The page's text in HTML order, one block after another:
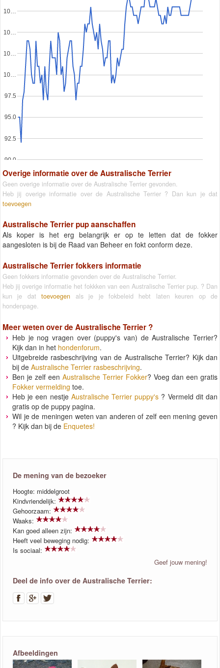
90.0
92.5
95.0
97.5
10…
10…
10…
10…
Overige informatie over de Australische Terrier
Geen overige informatie over de Australische Terrier gevonden.
Heb jij overige informatie over de Australische Terrier ? Dan kun je dat
toevoegen
Australische Terrier pup aanschaffen
Als koper is het erg belangrijk er op te letten dat de fokker
aangesloten is bij de Raad van Beheer en fokt conform deze.
Australische Terrier fokkers informatie
Geen fokkers informatie gevonden over de Australische Terrier.
Heb jij overige informatie het fokkken van een Australische Terrier pup. ? Dan
kun je dattoevoegen als je je fokbeleid hebt laten keuren op de
hondenpage.
Meer weten over de Australische Terrier ?
Heb je nog vragen over (puppy's van) de Australische Terrier?
Kijk dan in het hondenforum.
Uitgebreide rasbeschrijving van de Australische Terrier? Kijk dan
bij de Australische Terrier rasbeschrijving.
Ben je zelf een Australische Terrier Fokker? Voeg dan een gratis
Fokker vermelding toe.
Heb je een nestje Australische Terrier puppy's ? Vermeld dit dan
gratis op de puppy pagina.
Wil je de meningen weten van anderen of zelf een mening geven
? Kijk dan bij de Enquetes!
De mening van de bezoeker
Hoogte: middelgroot
Kindvriendelijk:
Gehoorzaam:
Waaks:
Kan goed alleen zijn:
Heeft veel beweging nodig:
Is sociaal:
Geef jouw mening!
Deel de info over de Australische Terrier:
Afbeeldingen